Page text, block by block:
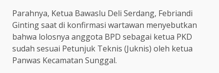
Parahnya, Ketua Bawaslu Deli Serdang, Febriandi
Ginting saat di konfirmasi wartawan menyebutkan
bahwa lolosnya anggota BPD sebagai ketua PKD
sudah sesuai Petunjuk Teknis (Juknis) oleh ketua
Panwas Kecamatan Sunggal.